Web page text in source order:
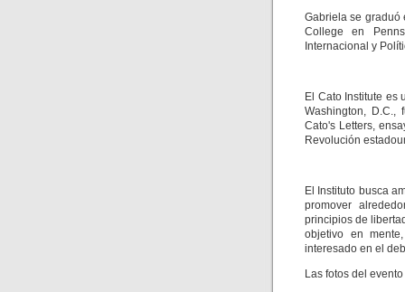
Gabriela se graduó
College en
Internacional y
El Cato Institute es
Washington,
Cato's Letters,
Revolución
El Instituto busca
promover
principios de
objetivo en
interesado en el
Las fotos del